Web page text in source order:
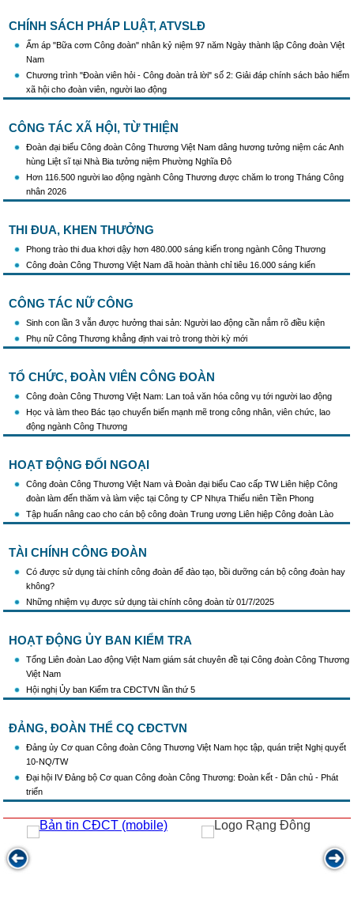
Hướng dẫn tuyên truyền kỷ niệm 97 năm Ngày thành lập Công đoàn Việt Nam
(28/7/1929 - 28/7/2026)
Triển khai thực hiện Chỉ thị số 25/CT-TTg của Thủ tướng Chính phủ về tăng cường
công tác phòng, chống buôn lậu, vận chuyển, sản xuất, mua bán, tàng trữ, sử dụng
trái phép thuốc lá trong tình hình mới
CHÍNH SÁCH PHÁP LUẬT, ATVSLĐ
Ấm áp "Bữa cơm Công đoàn" nhân kỷ niệm 97 năm Ngày thành lập Công đoàn Việt
Nam
Chương trình "Đoàn viên hỏi - Công đoàn trả lời" số 2: Giải đáp chính sách bảo hiểm
xã hội cho đoàn viên, người lao động
CÔNG TÁC XÃ HỘI, TỪ THIỆN
Đoàn đại biểu Công đoàn Công Thương Việt Nam dâng hương tưởng niệm các Anh
hùng Liệt sĩ tại Nhà Bia tưởng niệm Phường Nghĩa Đô
Hơn 116.500 người lao động ngành Công Thương được chăm lo trong Tháng Công
nhân 2026
THI ĐUA, KHEN THƯỞNG
Phong trào thi đua khơi dậy hơn 480.000 sáng kiến trong ngành Công Thương
Công đoàn Công Thương Việt Nam đã hoàn thành chỉ tiêu 16.000 sáng kiến
CÔNG TÁC NỮ CÔNG
Sinh con lần 3 vẫn được hưởng thai sản: Người lao động cần nắm rõ điều kiện
Phụ nữ Công Thương khẳng định vai trò trong thời kỳ mới
TỔ CHỨC, ĐOÀN VIÊN CÔNG ĐOÀN
Công đoàn Công Thương Việt Nam: Lan toả văn hóa công vụ tới người lao động
Học và làm theo Bác tạo chuyển biến mạnh mẽ trong công nhân, viên chức, lao
động ngành Công Thương
HOẠT ĐỘNG ĐỐI NGOẠI
Công đoàn Công Thương Việt Nam và Đoàn đại biểu Cao cấp TW Liên hiệp Công
đoàn làm đến thăm và làm việc tại Công ty CP Nhựa Thiếu niên Tiền Phong
Tập huấn nâng cao cho cán bộ công đoàn Trung ương Liên hiệp Công đoàn Lào
TÀI CHÍNH CÔNG ĐOÀN
Có được sử dụng tài chính công đoàn để đào tạo, bồi dưỡng cán bộ công đoàn hay
không?
Những nhiệm vụ được sử dụng tài chính công đoàn từ 01/7/2025
HOẠT ĐỘNG ỦY BAN KIỂM TRA
Tổng Liên đoàn Lao động Việt Nam giám sát chuyên đề tại Công đoàn Công Thương
Việt Nam
Hội nghị Ủy ban Kiểm tra CĐCTVN lần thứ 5
ĐẢNG, ĐOÀN THỂ CQ CĐCTVN
Đảng ủy Cơ quan Công đoàn Công Thương Việt Nam học tập, quán triệt Nghị quyết
10-NQ/TW
Đại hội IV Đảng bộ Cơ quan Công đoàn Công Thương: Đoàn kết - Dân chủ - Phát
triển